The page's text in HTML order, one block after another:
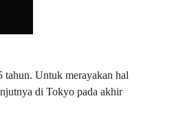
Untuk merayakan hal
di Tokyo pada akhir